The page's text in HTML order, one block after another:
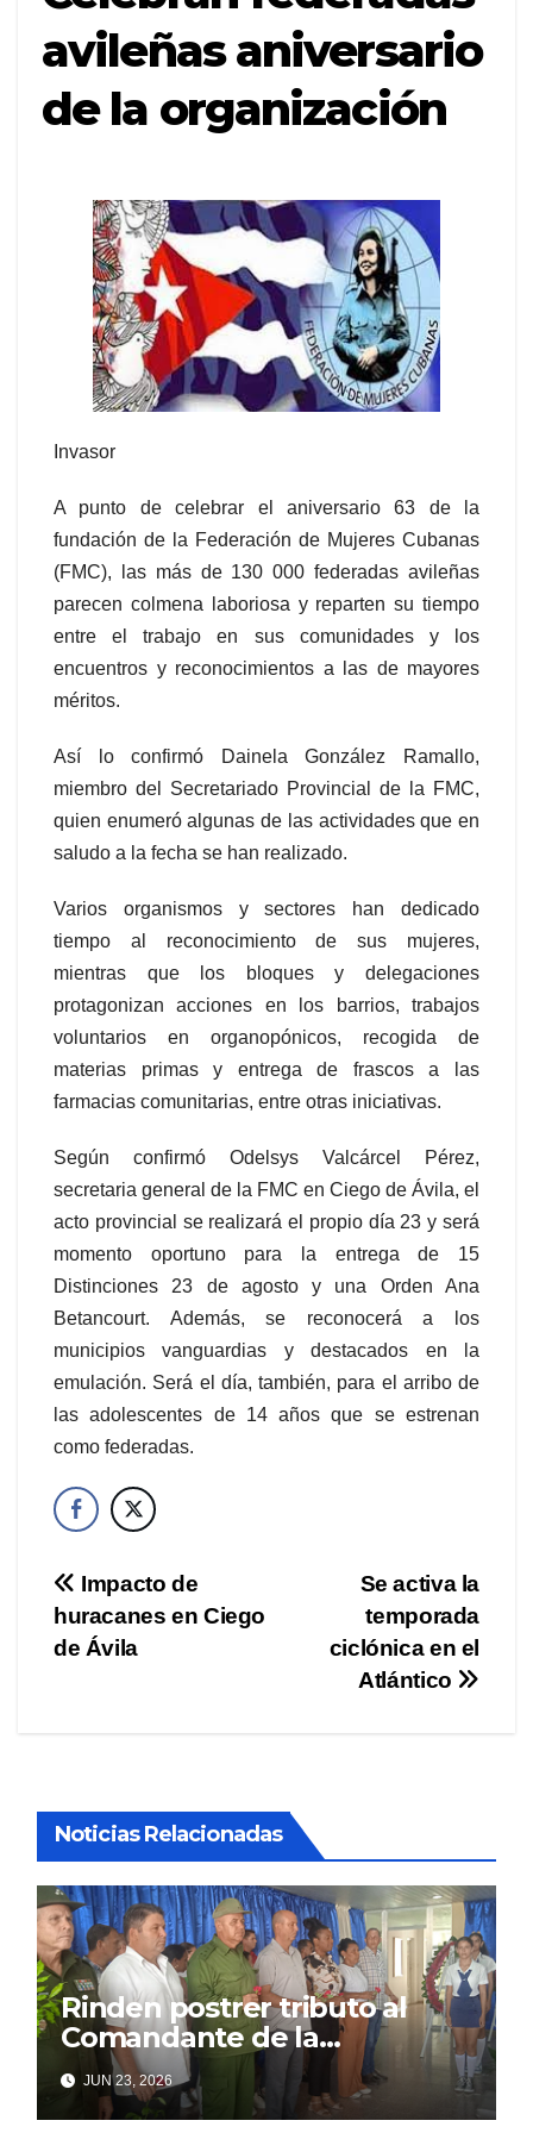
avileñas aniversario
de la organización
Invasor
A punto de celebrar el aniversario 63 de la
fundación de la Federación de Mujeres Cubanas
(FMC), las más de 130 000 federadas avileñas
parecen colmena laboriosa y reparten su tiempo
entre el trabajo en sus comunidades y los
encuentros y reconocimientos a las de mayores
méritos.
Así lo confirmó Dainela González Ramallo,
miembro del Secretariado Provincial de la FMC,
quien enumeró algunas de las actividades que en
saludo a la fecha se han realizado.
Varios organismos y sectores han dedicado
tiempo al reconocimiento de sus mujeres,
mientras que los bloques y delegaciones
protagonizan acciones en los barrios, trabajos
voluntarios en organopónicos, recogida de
materias primas y entrega de frascos a las
farmacias comunitarias, entre otras iniciativas.
Según confirmó Odelsys Valcárcel Pérez,
secretaria general de la FMC en Ciego de Ávila, el
acto provincial se realizará el propio día 23 y será
momento oportuno para la entrega de 15
Distinciones 23 de agosto y una Orden Ana
Betancourt. Además, se reconocerá a los
municipios vanguardias y destacados en la
emulación. Será el día, también, para el arribo de
las adolescentes de 14 años que se estrenan
como federadas.
Navegación
de
Se activa la
temporada
ciclónica en el
Atlántico
Impacto de
huracanes en Ciego
de Ávila
Noticias Relacionadas
Rinden postrer tributo al
Comandante de la
Revolución
JUN 23, 2026